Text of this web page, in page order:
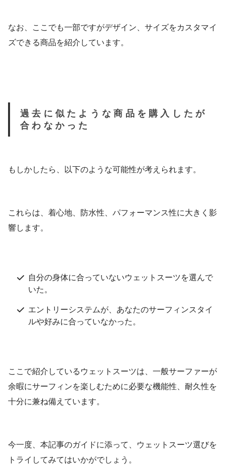
なお、ここでも一部ですがデザイン、サイズをカスタマイ
ズできる商品を紹介しています。
過去に似たような商品を購入したが
合わなかった
もしかしたら、以下のような可能性が考えられます。
これらは、着心地、防水性、パフォーマンス性に大きく影
響します。
自分の身体に合っていないウェットスーツを選んで
いた。
エントリーシステムが、あなたのサーフィンスタイ
ルや好みに合っていなかった。
ここで紹介しているウェットスーツは、一般サーファーが
余暇にサーフィンを楽しむために必要な機能性、耐久性を
十分に兼ね備えています。
今一度、本記事のガイドに添って、ウェットスーツ選びを
トライしてみてはいかがでしょう。